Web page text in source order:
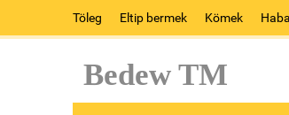
Töleg Eltip bermek Kömek
Bedew TM